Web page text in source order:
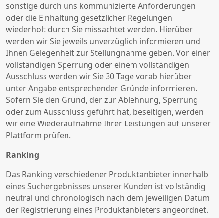
sonstige durch uns kommunizierte Anforderungen
oder die Einhaltung gesetzlicher Regelungen
wiederholt durch Sie missachtet werden. Hierüber
werden wir Sie jeweils unverzüglich informieren und
Ihnen Gelegenheit zur Stellungnahme geben. Vor einer
vollständigen Sperrung oder einem vollständigen
Ausschluss werden wir Sie 30 Tage vorab hierüber
unter Angabe entsprechender Gründe informieren.
Sofern Sie den Grund, der zur Ablehnung, Sperrung
oder zum Ausschluss geführt hat, beseitigen, werden
wir eine Wiederaufnahme Ihrer Leistungen auf unserer
Plattform prüfen.
Ranking
Das Ranking verschiedener Produktanbieter innerhalb
eines Suchergebnisses unserer Kunden ist vollständig
neutral und chronologisch nach dem jeweiligen Datum
der Registrierung eines Produktanbieters angeordnet.